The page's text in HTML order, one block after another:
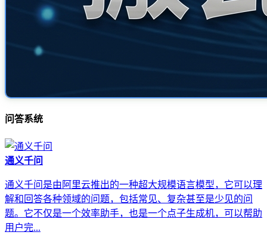
问答系统
通义千问
通义千问是由阿里云推出的一种超大规模语言模型，它可以理
解和回答各种领域的问题，包括常见、复杂甚至是少见的问
题。它不仅是一个效率助手，也是一个点子生成机，可以帮助
用户完...